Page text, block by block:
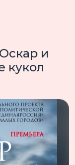
и
кукол